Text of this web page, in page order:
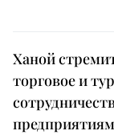
Ханой
торговое и